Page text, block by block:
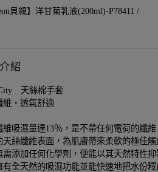
貝親】洋甘菊乳液(200ml)-P78411 /
紹
天絲棉手套
維・透氣舒適
維吸濕量達13％，是不帶任何電荷的纖維
天絲纖維表面，為肌膚帶來柔軟的極佳觸
需添加任何化學劑，便能以其天然特性抑
有全天然的吸濕功能並能快速地把水份釋